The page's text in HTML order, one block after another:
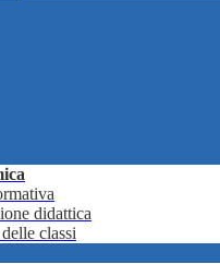
didattica
classi